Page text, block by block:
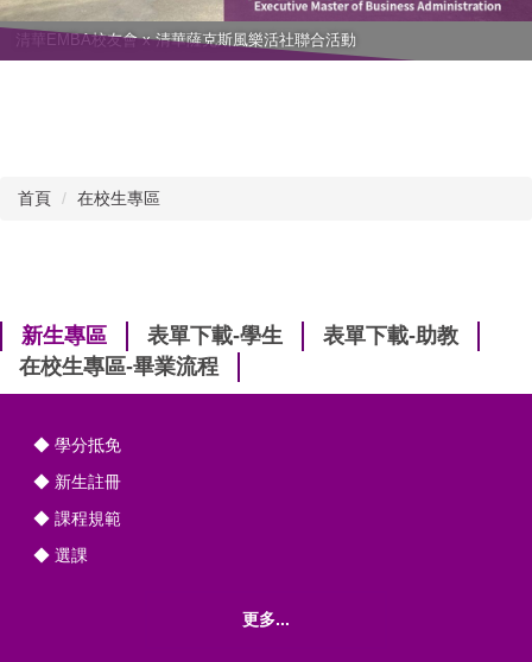
清華EMBA校友會 x 清華薩克斯風樂活社聯合活動
首頁 在校生專區
新生專區 表單下載-學生
表單下載-助教
在校生專區-畢業流程
◆ 學分抵免
◆ 新生註冊
◆ 課程規範
◆ 選課
更多...